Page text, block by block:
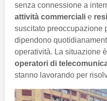
senza connessione a
attività commerciali e
suscitato preoccupazione
dipendono
operatività. La situazione
operatori di
stanno lavorando per